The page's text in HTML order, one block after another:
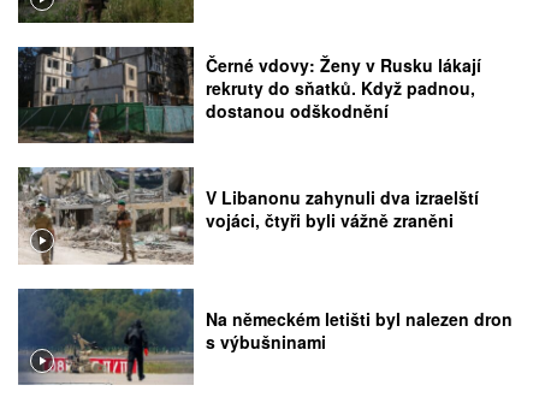
Černé vdovy: Ženy v Rusku lákají
rekruty do sňatků. Když padnou,
dostanou odškodnění
V Libanonu zahynuli dva izraelští
vojáci, čtyři byli vážně zraněni
Na německém letišti byl nalezen dron
s výbušninami